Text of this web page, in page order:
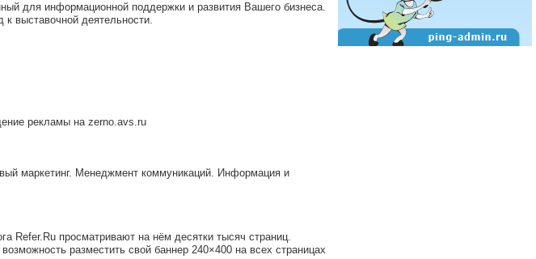
для информационной поддержки и развития Вашего бизнеса.
к выставочной деятельности.
рекламы на zerno.avs.ru
маркетинг. Менеджмент коммуникаций. Информация и
Refer.Ru просматривают на нём десятки тысяч страниц.
разместить свой баннер 240×400 на всех страницах